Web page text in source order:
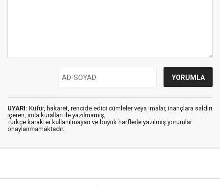
UYARI: Küfür, hakaret, rencide edici cümleler veya imalar, inançlara saldırı
içeren, imla kuralları ile yazılmamış,
Türkçe karakter kullanılmayan ve büyük harflerle yazılmış yorumlar
onaylanmamaktadır.